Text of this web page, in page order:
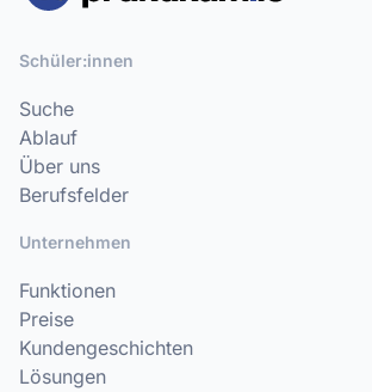
Schüler:innen
Suche
Ablauf
Über uns
Berufsfelder
Unternehmen
Funktionen
Preise
Kundengeschichten
Lösungen